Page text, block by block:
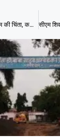
MP : कोरोना ने बढाई सीएम की चिंता, कलेक्टर्स को अधिक सावधानी के निर्देश